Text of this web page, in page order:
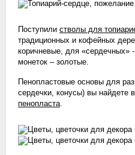
Поступили стволы для
традиционных и кофейных
коричневые, для «сердечных»
монеток – золотые.
Пенопластовые основы для
сердечки, конусы) вы найдете
пенопласта.